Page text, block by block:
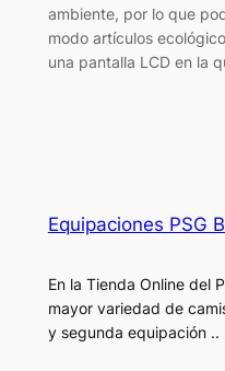
ambiente, por lo que
modo artículos
una pantalla LCD en la
Equipaciones PSG
En la Tienda Online del
mayor variedad de
y segunda equipación ..